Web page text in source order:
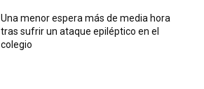
Una menor espera más de media hora
tras sufrir un ataque epiléptico en el
colegio